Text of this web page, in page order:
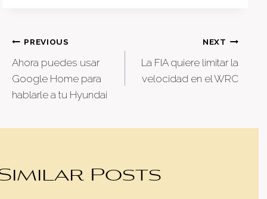
Post
navigation
PREVIOUS
Ahora puedes usar
Google Home para
hablarle a tu Hyundai
NEXT
La FIA quiere limitar la
velocidad en el WRC
Posts